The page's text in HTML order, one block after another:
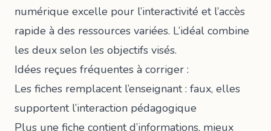
numérique excelle pour l’interactivité et l’accès
rapide à des ressources variées. L’idéal combine
les deux selon les objectifs visés.
Idées reçues fréquentes à corriger :
Les fiches remplacent l’enseignant : faux, elles
supportent l’interaction pédagogique
Plus une fiche contient d’informations, mieux